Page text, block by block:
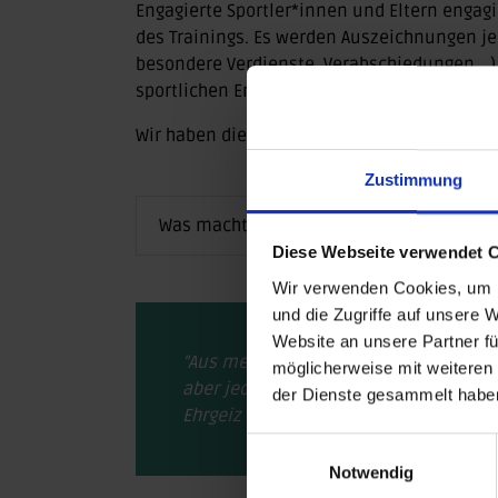
Zustimmung
Diese Webseite verwendet
Wir verwenden Cookies,
und die Zugriffe auf unsere
Website an unsere Partner
möglicherweise mit
der Dienste gesammelt
Notwendig
Engagierte Sportler*innen und Eltern
des Trainings. Es werden Auszeichnungen
besondere Verdienste,
sportlichen Erfolgen, Jahresfeiern,
Wir haben die Verantwortlichen nach
Was macht den Verein so erfolgreich?
"Aus meiner Sicht besteht der
aber jeder auf seine Weise und
Ehrgeiz kommt das Miteinander nicht